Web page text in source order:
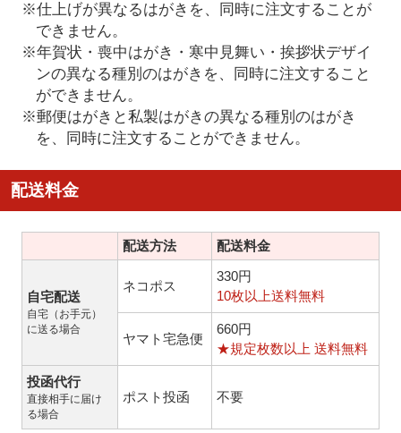
※仕上げが異なるはがきを、同時に注文することが
できません。
※年賀状・喪中はがき・寒中見舞い・挨拶状デザイ
ンの異なる種別のはがきを、同時に注文すること
ができません。
※郵便はがきと私製はがきの異なる種別のはがき
を、同時に注文することができません。
配送料金
配送方法 配送料金
自宅配送
自宅（お手元）
に送る場合
ネコポス
330円
10枚以上送料無料
ヤマト宅急便
660円
★規定枚数以上 送料無料
投函代行
直接相手に届け
る場合
ポスト投函 不要